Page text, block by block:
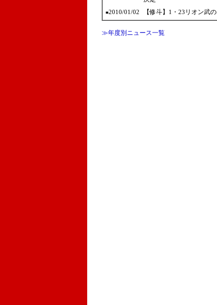
■2010/01/02 【修斗】1・23リオン武
≫年度別ニュース一覧